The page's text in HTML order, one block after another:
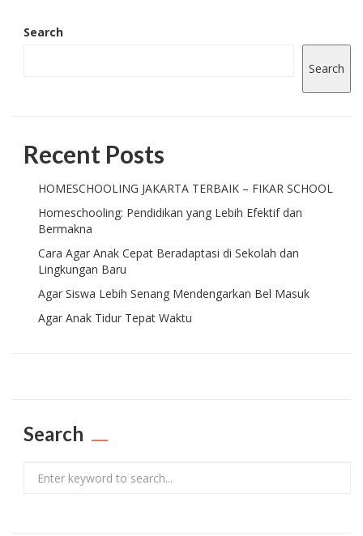
Search
Search
Recent Posts
HOMESCHOOLING JAKARTA TERBAIK – FIKAR SCHOOL
Homeschooling: Pendidikan yang Lebih Efektif dan
Bermakna
Cara Agar Anak Cepat Beradaptasi di Sekolah dan
Lingkungan Baru
Agar Siswa Lebih Senang Mendengarkan Bel Masuk
Agar Anak Tidur Tepat Waktu
Search